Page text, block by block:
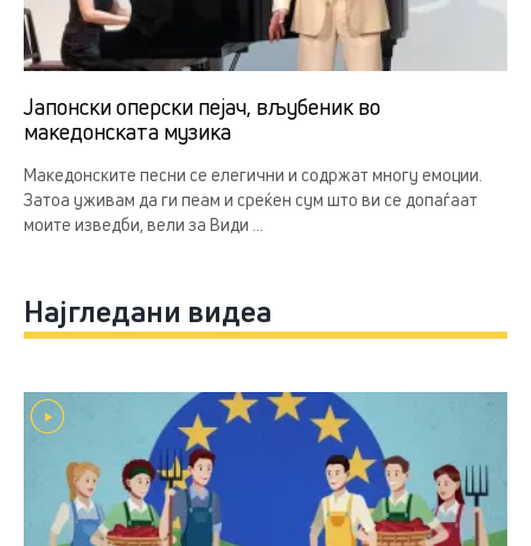
Јапонски оперски пејач, вљубеник во
македонската музика
Македонските песни се елегични и содржат многу емоции.
Затоа уживам да ги пеам и среќен сум што ви се допаѓаат
моите изведби, вели за Види ...
Најгледани видеа